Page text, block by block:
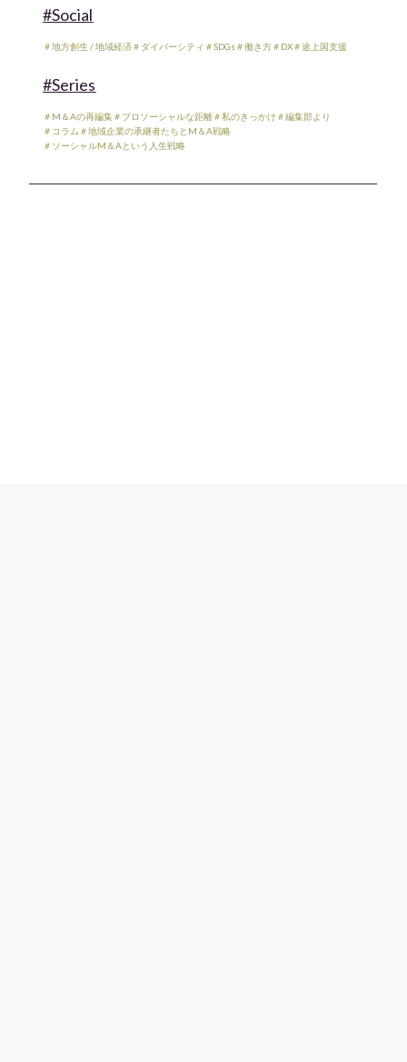
#Social
＃地方創生 / 地域経済＃ダイバーシティ ＃SDGs＃働き方＃DX＃途上国支援
#Series
＃M＆Aの再編集＃プロソーシャルな距離＃私のきっかけ ＃編集部より
＃コラム ＃地域企業の承継者たちとM＆A戦略
＃ソーシャルM＆Aという人生戦略